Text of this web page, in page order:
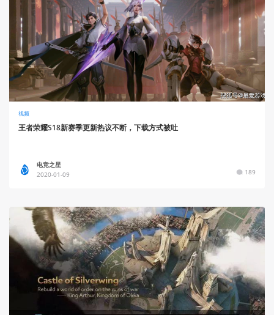
视频
王者荣耀S18新赛季更新热议不断，下载方式被吐
电竞之星
2020-01-09
189